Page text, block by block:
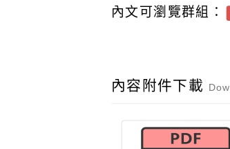
內文可瀏覽群組：
內容附件下載